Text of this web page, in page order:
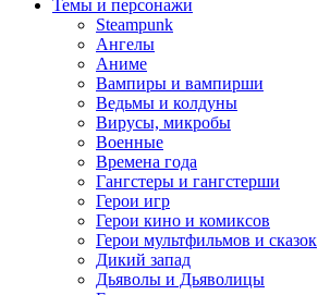
Темы и персонажи
Steampunk
Ангелы
Аниме
Вампиры и вампирши
Ведьмы и колдуны
Вирусы, микробы
Военные
Времена года
Гангстеры и гангстерши
Герои игр
Герои кино и комиксов
Герои мультфильмов и сказок
Дикий запад
Дьяволы и Дьяволицы